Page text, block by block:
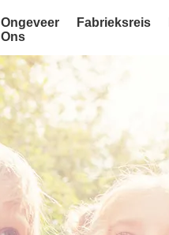
Ongeveer
Ons
Fabrieksreis